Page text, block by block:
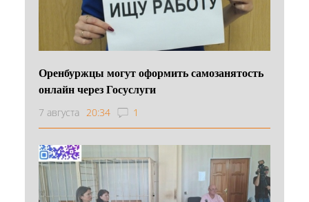
Оренбуржцы могут оформить самозанятость
онлайн через Госуслуги
7 августа 20:34 1